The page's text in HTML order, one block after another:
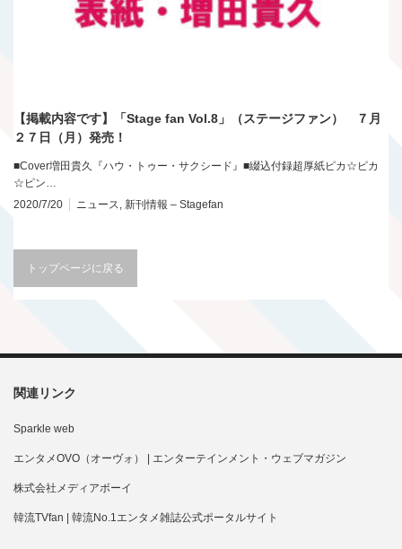
【掲載内容です】「Stage fan Vol.8」（ステージファン） ７月
２７日（月）発売！
■Cover増田貴久『ハウ・トゥー・サクシード』■綴込付録超厚紙ピカ☆ピカ
☆ピン…
2020/7/20
ニュース, 新刊情報 – Stagefan
トップページに戻る
関連リンク
Sparkle web
エンタメOVO（オーヴォ） | エンターテインメント・ウェブマガジン
株式会社メディアボーイ
韓流TVfan | 韓流No.1エンタメ雑誌公式ポータルサイト